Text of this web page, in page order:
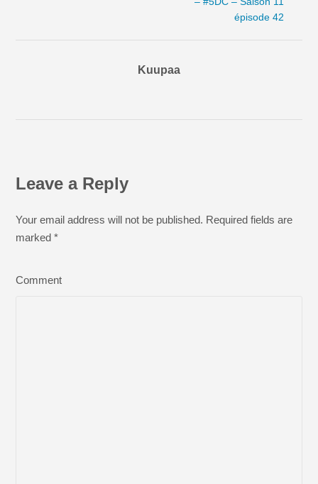
épisode 42
Kuupaa
Leave a Reply
Your email address will not be published. Required fields are
marked*
Comment